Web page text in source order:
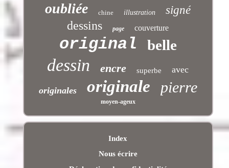
oubliée chine illustration signé
dessins page couverture
original belle
dessin encre superbe avec
originales originale pierre
moyen-ageux
Index
Nous écrire